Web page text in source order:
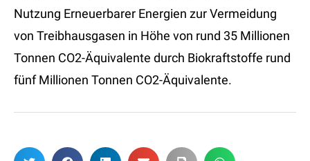
Nutzung Erneuerbarer Energien zur Vermeidung
von Treibhausgasen in Höhe von rund 35 Millionen
Tonnen CO2-Äquivalente durch Biokraftstoffe rund
fünf Millionen Tonnen CO2-Äquivalente.